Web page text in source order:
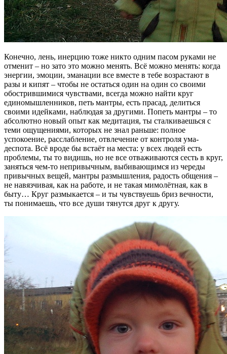
Конечно, лень, инерцию тоже никто одним пасом руками не
отменит – но зато это можно менять. Всё можно менять: когда
энергии, эмоции, эманации все вместе в тебе возрастают в
разы и кипят – чтобы не остаться один на один со своими
обострившимися чувствами, всегда можно найти круг
единомышленников, петь мантры, есть прасад, делиться
своими идейками, наблюдая за другими. Попеть мантры – то
абсолютно новый опыт как медитация, ты сталкиваешься с
теми ощущениями, которых не знал раньше: полное
успокоение, расслабление, отвлечение от контроля ума-
деспота. Всё вроде бы встаёт на места: у всех людей есть
проблемы, ты то видишь, но не все отваживаются сесть в круг,
заняться чем-то непривычным, выбивающимся из череды
привычных вещей, мантры размышления, радость общения –
не навязчивая, как на работе, и не такая мимолётная, как в
быту… Круг размыкается – и ты чувствуешь бриз вечности,
ты понимаешь, что все души тянутся друг к другу.